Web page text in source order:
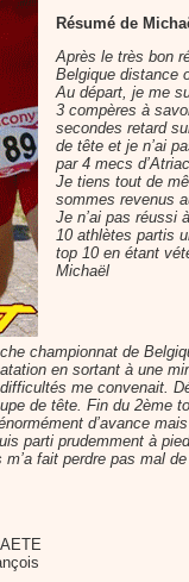
Résumé de
Après le très bon
Belgique distance
Au départ, je me
3 compères à
secondes retard
de tête et je n’ai
par 4 mecs
Je tiens tout de
sommes revenus
Je n’ai pas réussi
10 athlètes partis
top 10 en étant
Michaël
championnat de
en sortant à une
me convenait.
de tête. Fin du
d’avance
parti prudemment à
fait perdre pas mal